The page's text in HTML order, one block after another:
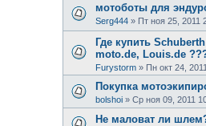
мотоботы для
Serg444 » Пт ноя 25, 2011
Где купить
moto.de, Louis.de
Furystorm » Пн окт 24,
Покупка
bolshoi » Ср ноя 09, 2011
Не маловат ли